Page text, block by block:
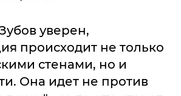
уверен,
происходит не только
стенами, но и
Она идет не против